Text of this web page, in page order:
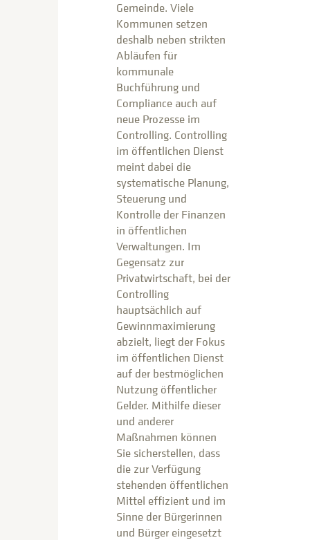
Gemeinde. Viele
Kommunen setzen
deshalb neben strikten
Abläufen für
kommunale
Buchführung und
Compliance auch auf
neue Prozesse im
Controlling. Controlling
im öffentlichen Dienst
meint dabei die
systematische Planung,
Steuerung und
Kontrolle der Finanzen
in öffentlichen
Verwaltungen. Im
Gegensatz zur
Privatwirtschaft, bei der
Controlling
hauptsächlich auf
Gewinnmaximierung
abzielt, liegt der Fokus
im öffentlichen Dienst
auf der bestmöglichen
Nutzung öffentlicher
Gelder. Mithilfe dieser
und anderer
Maßnahmen können
Sie sicherstellen, dass
die zur Verfügung
stehenden öffentlichen
Mittel effizient und im
Sinne der Bürgerinnen
und Bürger eingesetzt